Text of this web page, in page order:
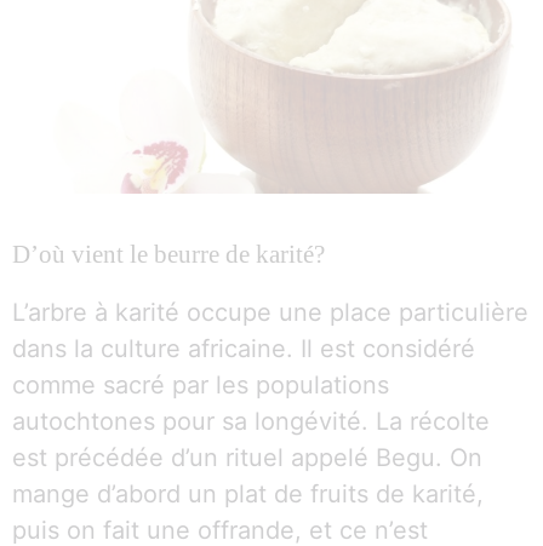
D’où vient le beurre de karité?
L’arbre à karité occupe une place particulière
dans la culture africaine. Il est considéré
comme sacré par les populations
autochtones pour sa longévité. La récolte
est précédée d’un rituel appelé Begu. On
mange d’abord un plat de fruits de karité,
puis on fait une offrande, et ce n’est